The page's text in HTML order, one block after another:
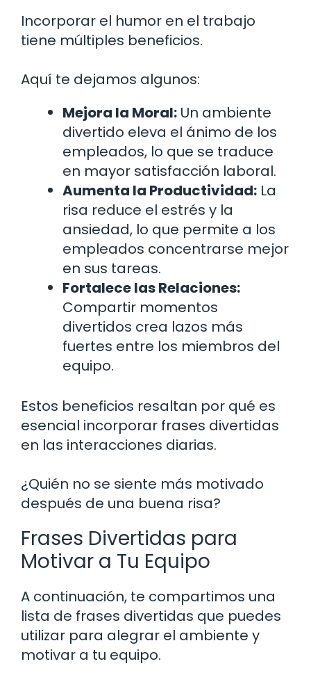
Incorporar el humor en el trabajo
tiene múltiples beneficios.
Aquí te dejamos algunos:
Mejora la Moral: Un ambiente
divertido eleva el ánimo de los
empleados, lo que se traduce
en mayor satisfacción laboral.
Aumenta la Productividad: La
risa reduce el estrés y la
ansiedad, lo que permite a los
empleados concentrarse mejor
en sus tareas.
Fortalece las Relaciones:
Compartir momentos
divertidos crea lazos más
fuertes entre los miembros del
equipo.
Estos beneficios resaltan por qué es
esencial incorporar frases divertidas
en las interacciones diarias.
¿Quién no se siente más motivado
después de una buena risa?
Frases Divertidas para
Motivar a Tu Equipo
A continuación, te compartimos una
lista de frases divertidas que puedes
utilizar para alegrar el ambiente y
motivar a tu equipo.